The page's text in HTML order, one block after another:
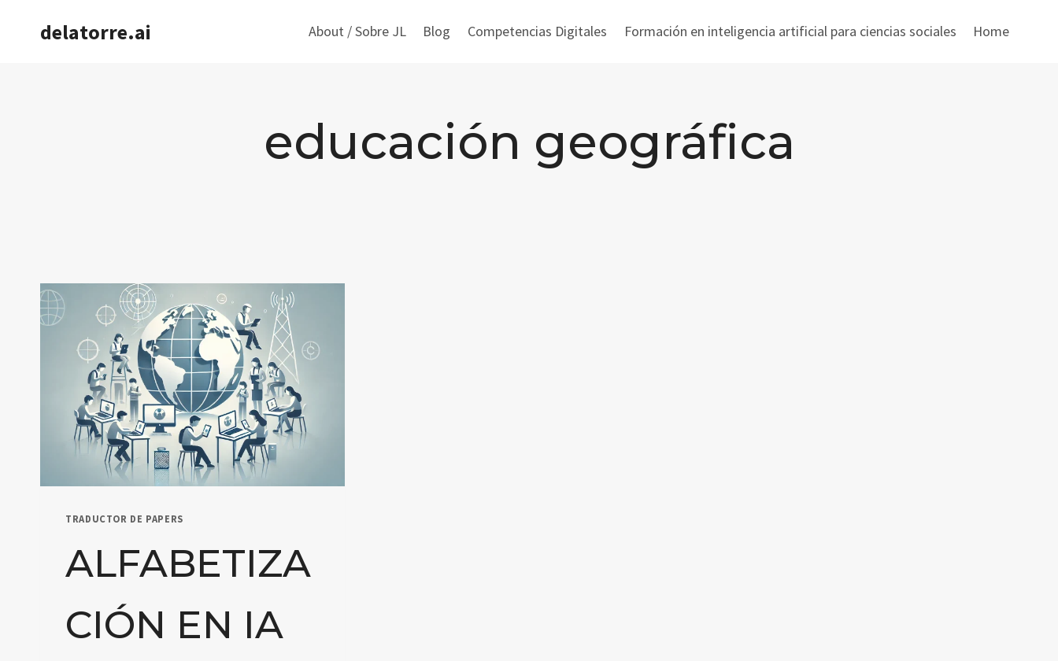
delatorre.ai About / Sobre JL Blog Competencias Digitales Formación en inteligencia artificial para ciencias sociales Home
educación geográfica
TRADUCTOR DE PAPERS
ALFABETIZA
CIÓN EN IA